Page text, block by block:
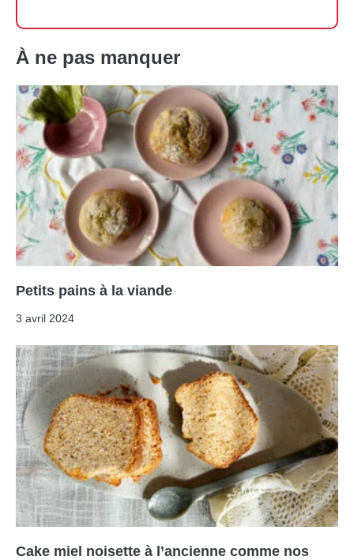
À ne pas manquer
Petits pains à la viande
3 avril 2024
Cake miel noisette à l’ancienne comme nos